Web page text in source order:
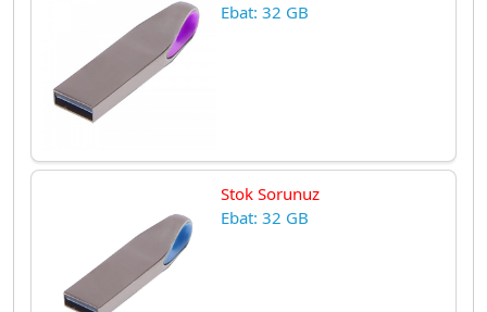
Ebat: 32 GB
Stok Sorunuz
Ebat: 32 GB